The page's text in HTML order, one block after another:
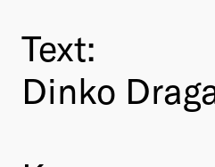
Text:
Dinko